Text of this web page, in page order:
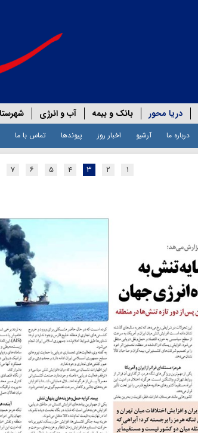
دریا محور بانک و بیمه آب و انرژی
درباره ما آرشیو اخبار روز پیوندها تماس با ما
۱ ۲ ۳ ۴ ۵ ۶ ۷